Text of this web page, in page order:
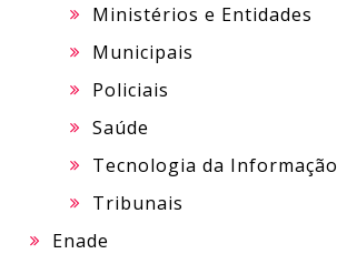
Ministérios e Entidades
Municipais
Policiais
Saúde
Tecnologia da Informação
Tribunais
Enade